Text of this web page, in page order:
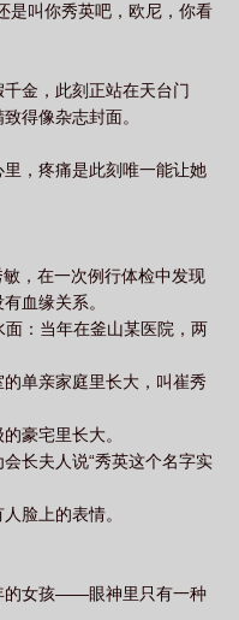
是叫你秀英吧，欧尼，你看
金，此刻正站在天台门
得像杂志封面。
，疼痛是此刻唯一能让她
，在一次例行体检中发现
血缘关系。
：当年在釜山某医院，两
单亲家庭里长大，叫崔秀
豪宅里长大。
长夫人说“秀英这个名字实
脸上的表情。
女孩——眼神里只有一种